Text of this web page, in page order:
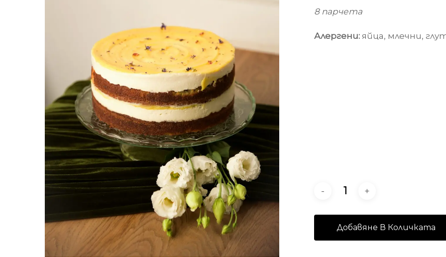
8 парчета
Алергени: яйца, млечни,
Добавяне В Количката